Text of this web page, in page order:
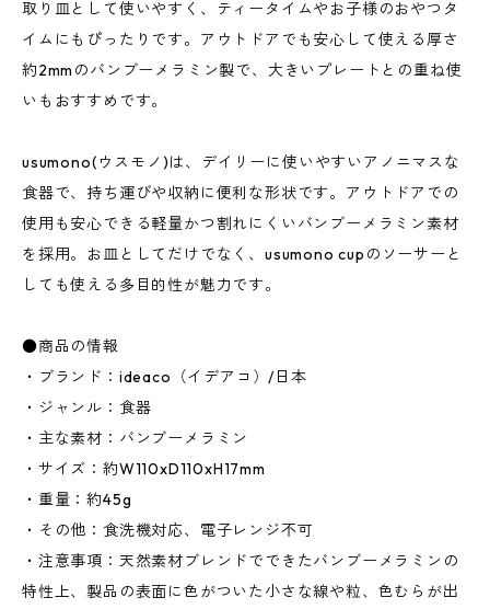
取り皿として使いやすく、ティータイムやお子様のおやつタ
イムにもぴったりです。アウトドアでも安心して使える厚さ
約2mmのバンブーメラミン製で、大きいプレートとの重ね使
いもおすすめです。
usumono(ウスモノ)は、デイリーに使いやすいアノニマスな
食器で、持ち運びや収納に便利な形状です。アウトドアでの
使用も安心できる軽量かつ割れにくいバンブーメラミン素材
を採用。お皿としてだけでなく、usumono cupのソーサーと
しても使える多目的性が魅力です。
●商品の情報
・ブランド：ideaco（イデアコ）/日本
・ジャンル：食器
・主な素材：バンブーメラミン
・サイズ：約W110xD110xH17mm
・重量：約45g
・その他：食洗機対応、電子レンジ不可
・注意事項：天然素材ブレンドでできたバンブーメラミンの
特性上、製品の表面に色がついた小さな線や粒、色むらが出